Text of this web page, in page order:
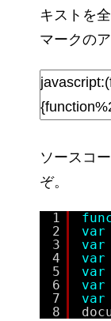
キストを
マークの
ソースコ
ぞ。
1
2
3
4
5
6
7
8
var
var
var
var
var
var